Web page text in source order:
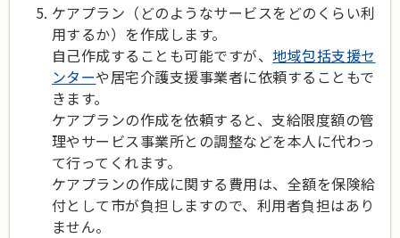
ケアプラン（どのようなサービスをどのくらい利
用するか）を作成します。
自己作成することも可能ですが、地域包括支援セ
ンターや居宅介護支援事業者に依頼することもで
きます。
ケアプランの作成を依頼すると、支給限度額の管
理やサービス事業所との調整などを本人に代わっ
て行ってくれます。
ケアプランの作成に関する費用は、全額を保険給
付として市が負担しますので、利用者負担はあり
ません。